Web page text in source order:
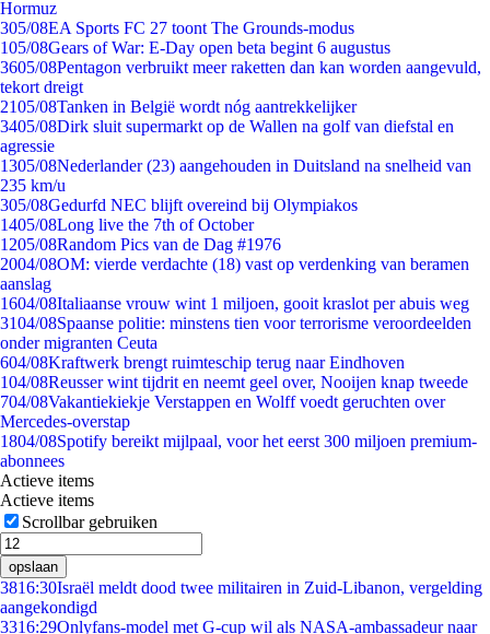
Hormuz
305/08EA Sports FC 27 toont The Grounds-modus
105/08Gears of War: E-Day open beta begint 6 augustus
3605/08Pentagon verbruikt meer raketten dan kan worden aangevuld,
tekort dreigt
2105/08Tanken in België wordt nóg aantrekkelijker
3405/08Dirk sluit supermarkt op de Wallen na golf van diefstal en
agressie
1305/08Nederlander (23) aangehouden in Duitsland na snelheid van
235 km/u
305/08Gedurfd NEC blijft overeind bij Olympiakos
1405/08Long live the 7th of October
1205/08Random Pics van de Dag #1976
2004/08OM: vierde verdachte (18) vast op verdenking van beramen
aanslag
1604/08Italiaanse vrouw wint 1 miljoen, gooit kraslot per abuis weg
3104/08Spaanse politie: minstens tien voor terrorisme veroordeelden
onder migranten Ceuta
604/08Kraftwerk brengt ruimteschip terug naar Eindhoven
104/08Reusser wint tijdrit en neemt geel over, Nooijen knap tweede
704/08Vakantiekiekje Verstappen en Wolff voedt geruchten over
Mercedes-overstap
1804/08Spotify bereikt mijlpaal, voor het eerst 300 miljoen premium-
abonnees
Actieve items
Actieve items
Scrollbar gebruiken
opslaan
3816:30Israël meldt dood twee militairen in Zuid-Libanon, vergelding
aangekondigd
3316:29Onlyfans-model met G-cup wil als NASA-ambassadeur naar